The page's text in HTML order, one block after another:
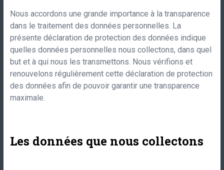
Nous accordons une grande importance à la transparence
dans le traitement des données personnelles. La
présente déclaration de protection des données indique
quelles données personnelles nous collectons, dans quel
but et à qui nous les transmettons. Nous vérifions et
renouvelons régulièrement cette déclaration de protection
des données afin de pouvoir garantir une transparence
maximale.
Les données que nous collectons